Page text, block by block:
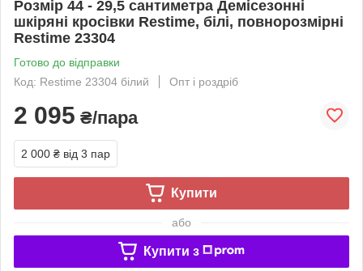
Розмір 44 - 29,5 сантиметра Демісезонні
шкіряні кросівки Restime, білі, повнорозмірні
Restime 23304
Готово до відправки
Код: Restime 23304 білий
Опт і роздріб
2 095 ₴/пара
2 000 ₴ від 3 пар
Купити
або
Купити з